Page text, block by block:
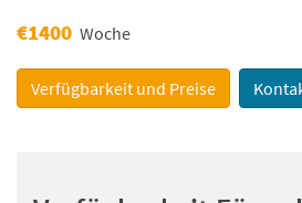
€1400 Woche
Verfügbarkeit und Preise